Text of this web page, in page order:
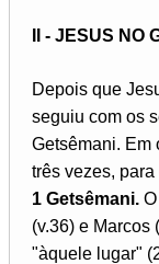
II - JESUS NO
Depois que
seguiu com os
Getsêmani. Em
três vezes,
1 Getsêmani.
(v.36) e Marcos
"àquele lugar"